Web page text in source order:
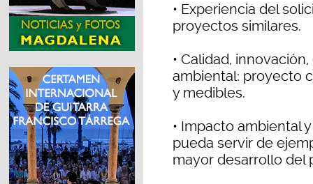
• Experiencia del
proyectos similares.
• Calidad,
ambiental: proyecto
y medibles.
• Impacto ambiental
pueda servir de
mayor desarrollo del